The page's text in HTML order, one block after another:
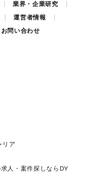
業界・企業研究
運営者情報
お問い合わせ
リア
人・案件探しならDY